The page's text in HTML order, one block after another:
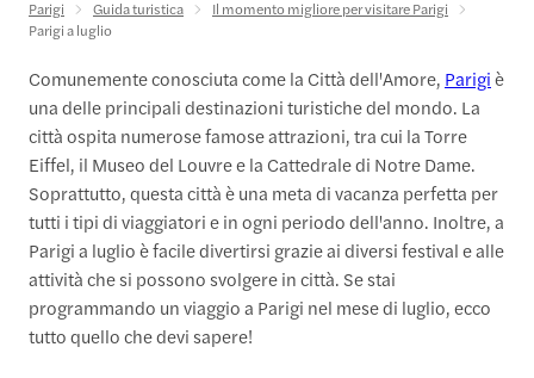
Parigi Guida turistica
Il momento migliore per visitare Parigi
Parigi a luglio
Comunemente conosciuta come la Città dell'Amore, Parigiè
una delle principali destinazioni turistiche del mondo. La
città ospita numerose famose attrazioni, tra cui la Torre
Eiffel, il Museo del Louvre e la Cattedrale di Notre Dame.
Soprattutto, questa città è una meta di vacanza perfetta per
tutti i tipi di viaggiatori e in ogni periodo dell'anno. Inoltre, a
Parigi a luglio è facile divertirsi grazie ai diversi festival e alle
attività che si possono svolgere in città. Se stai
programmando un viaggio a Parigi nel mese di luglio, ecco
tutto quello che devi sapere!